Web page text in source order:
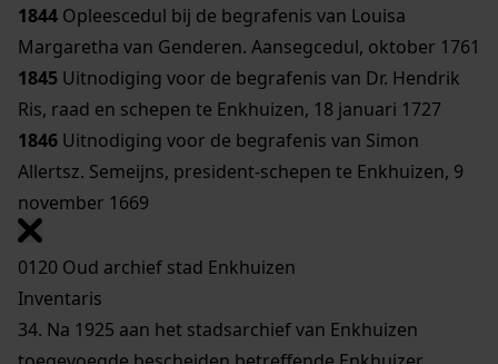
1844 Opleescedul bij de begrafenis van Louisa
Margaretha van Genderen. Aansegcedul, oktober 1761
1845 Uitnodiging voor de begrafenis van Dr. Hendrik
Ris, raad en schepen te Enkhuizen, 18 januari 1727
1846 Uitnodiging voor de begrafenis van Simon
Allertsz. Semeijns, president-schepen te Enkhuizen, 9
november 1669
0120 Oud archief stad Enkhuizen
Inventaris
34. Na 1925 aan het stadsarchief van Enkhuizen